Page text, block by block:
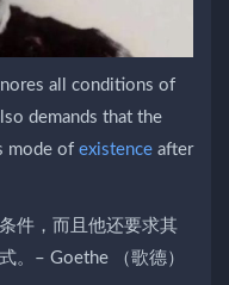
all conditions of
demands that the
mode of existence after
件，而且他还要求其
。– Goethe （歌德）